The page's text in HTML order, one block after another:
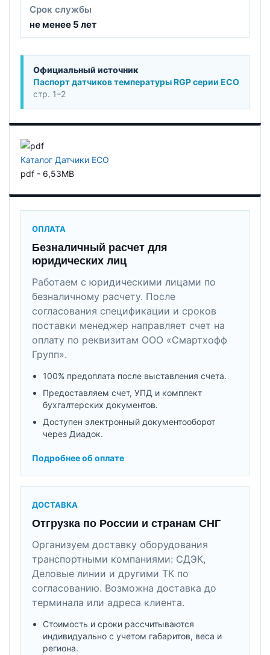
Срок службы
не менее 5 лет
Официальный источник
Паспорт датчиков температуры RGP серии ECO
стр. 1–2
Каталог Датчики ECO
pdf - 6,53MB
ОПЛАТА
Безналичный расчет для
юридических лиц
Работаем с юридическими лицами по
безналичному расчету. После
согласования спецификации и сроков
поставки менеджер направляет счет на
оплату по реквизитам ООО «Смартхофф
Групп».
100% предоплата после выставления счета.
Предоставляем счет, УПД и комплект
бухгалтерских документов.
Доступен электронный документооборот
через Диадок.
Подробнее об оплате
ДОСТАВКА
Отгрузка по России и странам СНГ
Организуем доставку оборудования
транспортными компаниями: СДЭК,
Деловые линии и другими ТК по
согласованию. Возможна доставка до
терминала или адреса клиента.
Стоимость и сроки рассчитываются
индивидуально с учетом габаритов, веса и
региона.